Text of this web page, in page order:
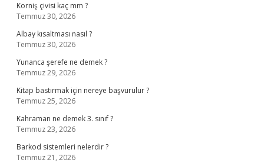
Korniş çivisi kaç mm ?
Temmuz 30, 2026
Albay kısaltması nasıl ?
Temmuz 30, 2026
Yunanca şerefe ne demek ?
Temmuz 29, 2026
Kitap bastırmak için nereye başvurulur ?
Temmuz 25, 2026
Kahraman ne demek 3. sınıf ?
Temmuz 23, 2026
Barkod sistemleri nelerdir ?
Temmuz 21, 2026